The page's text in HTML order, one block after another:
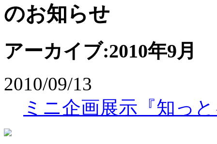
アーカイブ:2010年9月
2010/09/13
ミニ企画展示『知っ